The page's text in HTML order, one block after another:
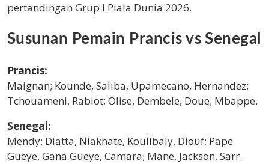
pertandingan Grup I Piala Dunia 2026.
Susunan Pemain Prancis vs Senegal
Prancis:
Maignan; Kounde, Saliba, Upamecano, Hernandez;
Tchouameni, Rabiot; Olise, Dembele, Doue; Mbappe.
Senegal:
Mendy; Diatta, Niakhate, Koulibaly, Diouf; Pape
Gueye, Gana Gueye, Camara; Mane, Jackson, Sarr.